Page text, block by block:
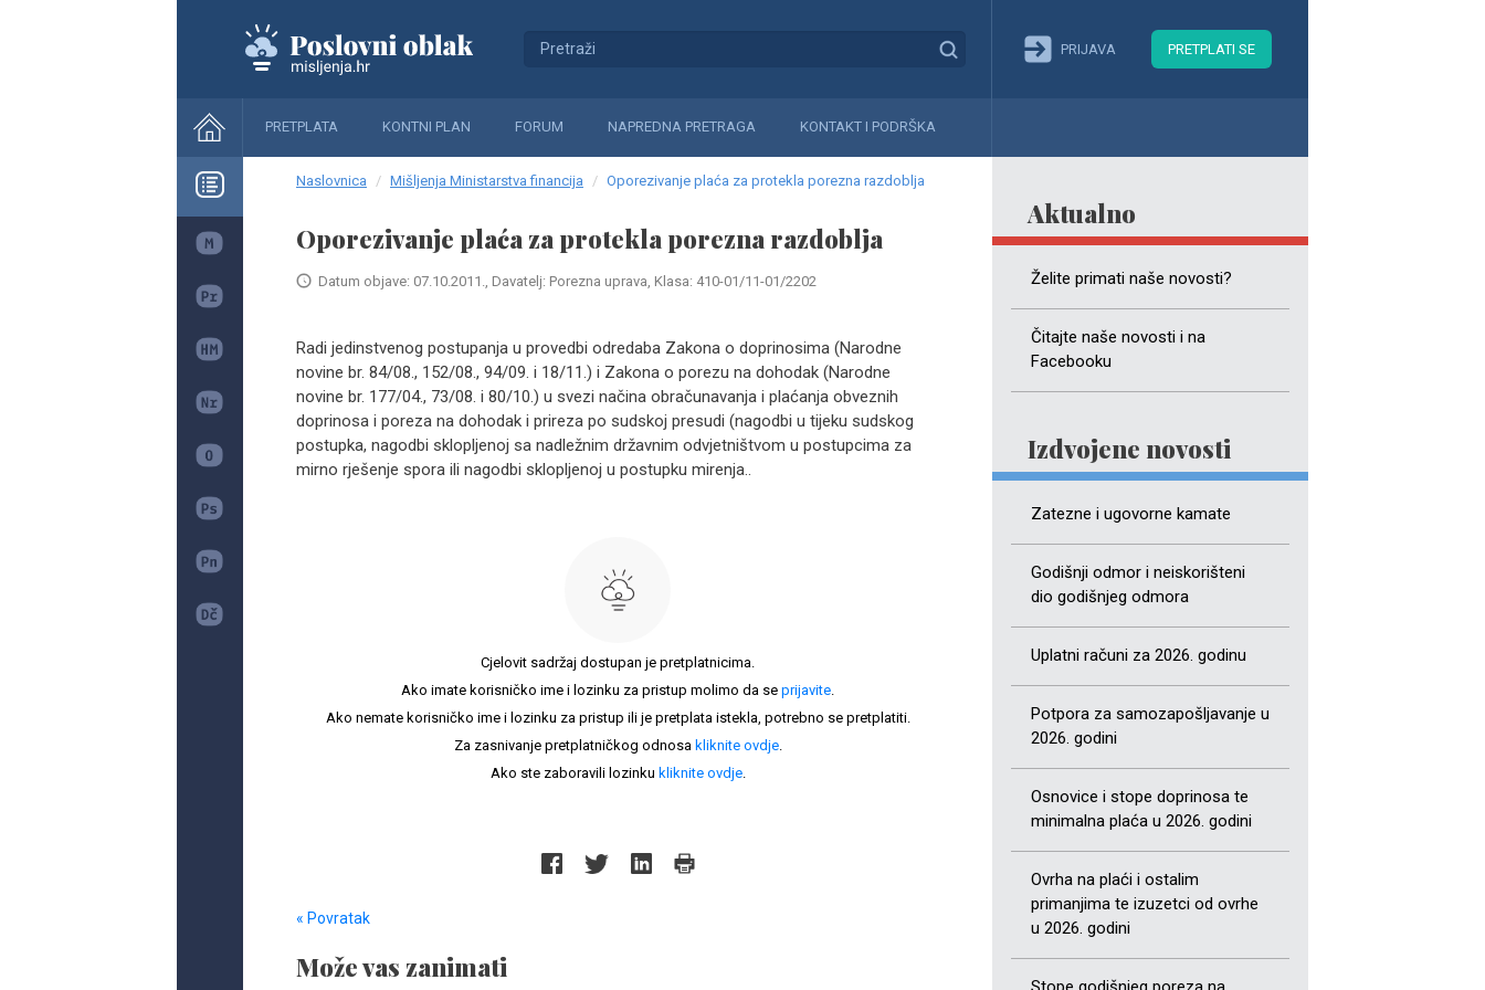
PRIJAVA PRETPLATI SE
PRETPLATA KONTNI PLAN FORUM NAPREDNA PRETRAGA KONTAKT I PODRŠKA
Aktualno
Želite primati naše novosti?
Čitajte naše novosti i na
Facebooku
Izdvojene novosti
Zatezne i ugovorne kamate
Godišnji odmor i neiskorišteni
dio godišnjeg odmora
Uplatni računi za 2026. godinu
Potpora za samozapošljavanje u
2026. godini
Osnovice i stope doprinosa te
minimalna plaća u 2026. godini
Ovrha na plaći i ostalim
primanjima te izuzetci od ovrhe
u 2026. godini
Naslovnica Mišljenja Ministarstva financija Oporezivanje plaća za protekla porezna razdoblja
Oporezivanje plaća za protekla porezna razdoblja
Datum objave: 07.10.2011., Davatelj: Porezna uprava, Klasa: 410-01/11-01/2202
​Radi jedinstvenog postupanja u provedbi odredaba Zakona o doprinosima (Narodne
novine br. 84/08., 152/08., 94/09. i 18/11.) i Zakona o porezu na dohodak (Narodne
novine br. 177/04., 73/08. i 80/10.) u svezi načina obračunavanja i plaćanja obveznih
doprinosa i poreza na dohodak i prireza po sudskoj presudi (nagodbi u tijeku sudskog
postupka, nagodbi sklopljenoj sa nadležnim državnim odvjetništvom u postupcima za
mirno rješenje spora ili nagodbi sklopljenoj u postupku mirenja..
Cjelovit sadržaj dostupan je pretplatnicima.
Ako imate korisničko ime i lozinku za pristup molimo da se prijavite.
Ako nemate korisničko ime i lozinku za pristup ili je pretplata istekla, potrebno se pretplatiti.
Za zasnivanje pretplatničkog odnosa kliknite ovdje.
Ako ste zaboravili lozinku kliknite ovdje.
« Povratak
Može vas zanimati